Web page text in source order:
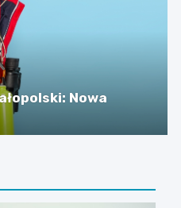
Nowa